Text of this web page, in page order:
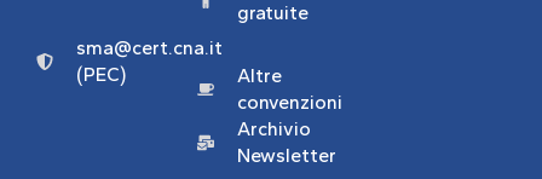
sma@cert.cna.it
(PEC)
gratuite
Altre
convenzioni
Archivio
Newsletter